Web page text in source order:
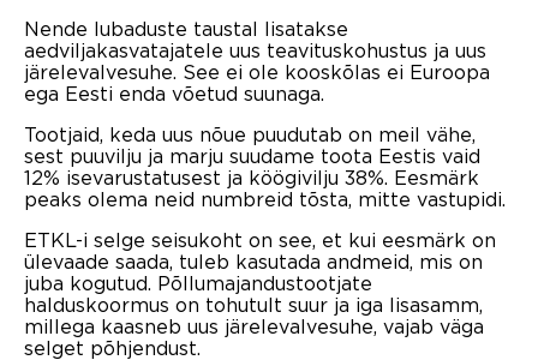
Nende lubaduste taustal lisatakse
aedviljakasvatajatele uus teavituskohustus ja uus
järelevalvesuhe. See ei ole kooskõlas ei Euroopa
ega Eesti enda võetud suunaga.
Tootjaid, keda uus nõue puudutab on meil vähe,
sest puuvilju ja marju suudame toota Eestis vaid
12% isevarustatusest ja köögivilju 38%. Eesmärk
peaks olema neid numbreid tõsta, mitte vastupidi.
ETKL-i selge seisukoht on see, et kui eesmärk on
ülevaade saada, tuleb kasutada andmeid, mis on
juba kogutud. Põllumajandustootjate
halduskoormus on tohutult suur ja iga lisasamm,
millega kaasneb uus järelevalvesuhe, vajab väga
selget põhjendust.